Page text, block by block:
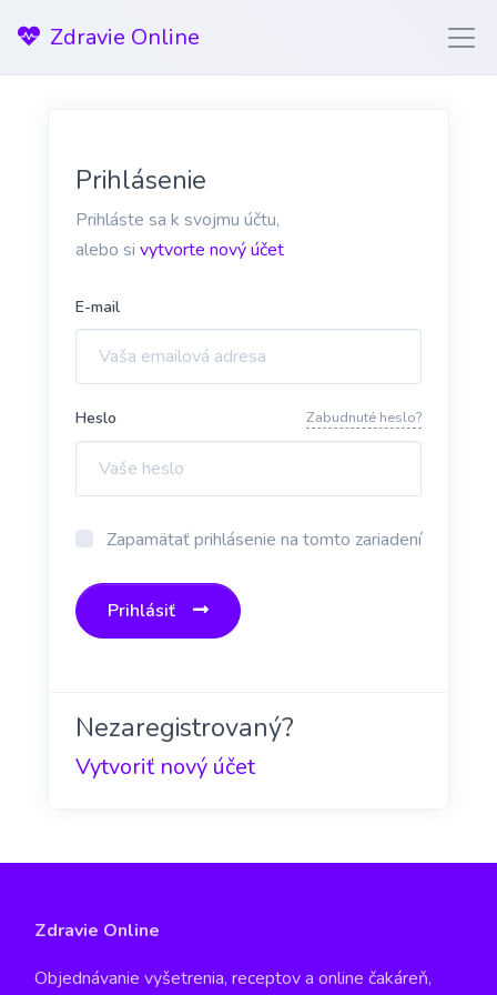
Zdravie Online
Prihlásenie
Prihláste sa k svojmu účtu,
alebo si vytvorte nový účet
E-mail
Heslo Zabudnuté heslo?
Zapamätať prihlásenie na tomto zariadení
Prihlásiť
Nezaregistrovaný?
Vytvoriť nový účet
Zdravie Online
Objednávanie vyšetrenia, receptov a online čakáreň,